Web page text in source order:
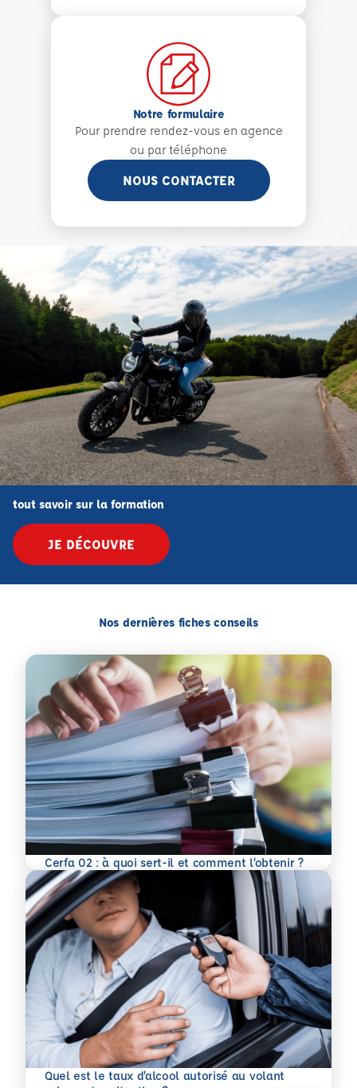
Notre formulaire
Pour prendre rendez-vous en agence
ou par téléphone
NOUS CONTACTER
tout savoir sur la formation
JE DÉCOUVRE
Nos dernières fiches conseils
Cerfa 02 : à quoi sert-il et comment l’obtenir ?
En savoir plus
Quel est le taux d’alcool autorisé au volant